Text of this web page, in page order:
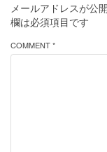
メールアドレスが公
欄は必須項目です
COMMENT *